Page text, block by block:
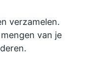
verzamelen.
van je